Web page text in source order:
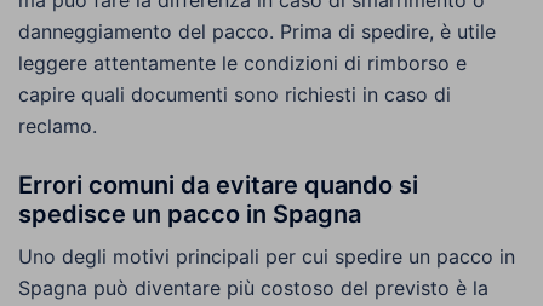
danneggiamento del pacco. Prima di spedire, è utile
leggere attentamente le condizioni di rimborso e
capire quali documenti sono richiesti in caso di
reclamo.
Errori comuni da evitare quando si
spedisce un pacco in Spagna
Uno degli motivi principali per cui spedire un pacco in
Spagna può diventare più costoso del previsto è la